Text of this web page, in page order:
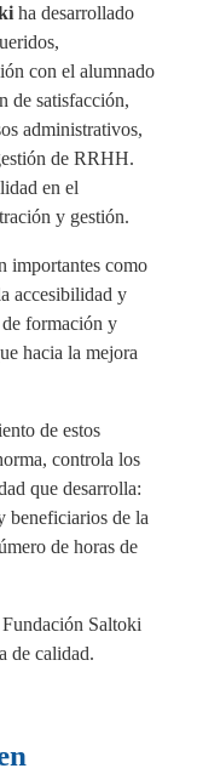
ha desarrollado
con el alumnado
de satisfacción,
administrativos,
de RRHH.
en el
y gestión.
importantes como
accesibilidad y
formación y
hacia la mejora
de estos
controla los
que desarrolla:
beneficiarios de la
de horas de
Saltoki
de calidad.